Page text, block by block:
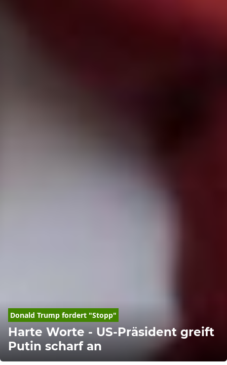
Donald Trump fordert "Stopp"
Harte Worte - US-Präsident greift
Putin scharf an